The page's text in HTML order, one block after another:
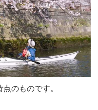
のものです。